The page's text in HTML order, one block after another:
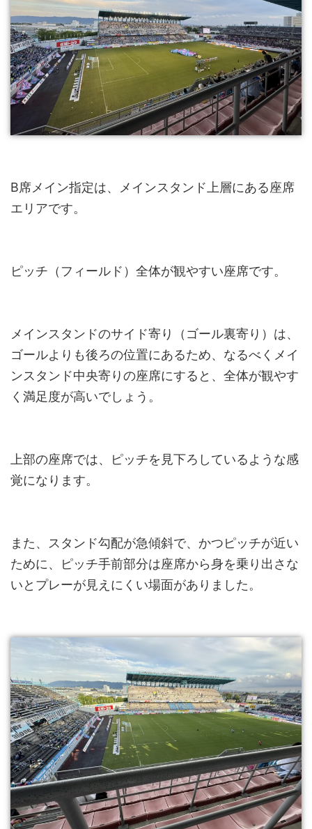
B席メイン指定は、メインスタンド上層にある座席
エリアです。
ピッチ（フィールド）全体が観やすい座席です。
メインスタンドのサイド寄り（ゴール裏寄り）は、
ゴールよりも後ろの位置にあるため、なるべくメイ
ンスタンド中央寄りの座席にすると、全体が観やす
く満足度が高いでしょう。
上部の座席では、ピッチを見下ろしているような感
覚になります。
また、スタンド勾配が急傾斜で、かつピッチが近い
ために、ピッチ手前部分は座席から身を乗り出さな
いとプレーが見えにくい場面がありました。